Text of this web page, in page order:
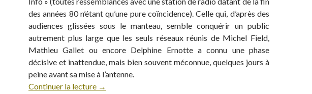
des années 80 n’étant qu’une pure coïncidence). Celle qui, d’après des
audiences glissées sous le manteau, semble conquérir un public
autrement plus large que les seuls réseaux réunis de Michel Field,
Mathieu Gallet ou encore Delphine Ernotte a connu une phase
décisive et inattendue, mais bien souvent méconnue, quelques jours à
peine avant sa mise à l’antenne.
Continuer la lecture →